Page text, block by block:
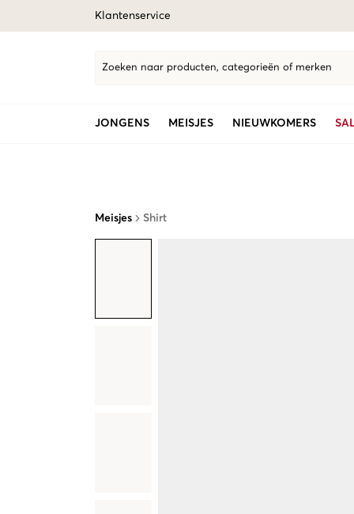
Klantenservice
Zoeken naar producten, categorieën of merken
JONGENS MEISJES NIEUWKOMERS
Meisjes Shirt